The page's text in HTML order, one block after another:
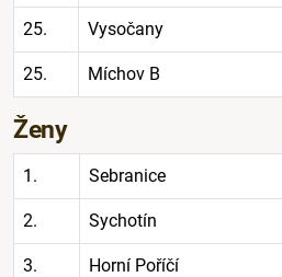
25. Vysočany
25. Míchov B
Ženy
1. Sebranice
2. Sychotín
3. Horní Poříčí